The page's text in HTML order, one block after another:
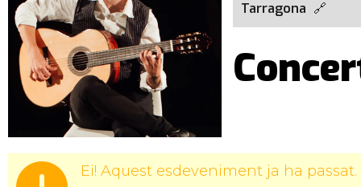
Tarragona
Ei! Aquest esdeveniment ja ha